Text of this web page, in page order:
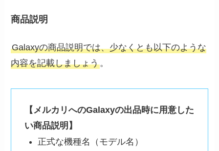
商品説明
Galaxyの商品説明では、少なくとも以下のような
内容を記載しましょう。
【メルカリへのGalaxyの出品時に用意した
い商品説明】
正式な機種名（モデル名）